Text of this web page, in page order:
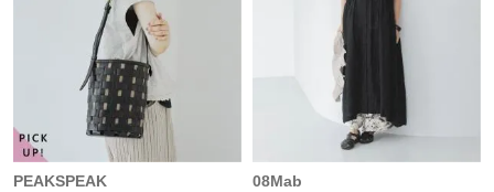
PEAKSPEAK
08Mab